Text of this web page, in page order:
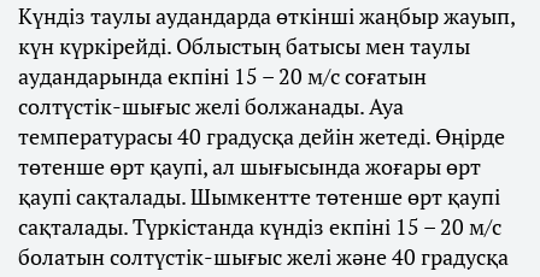
Күндіз таулы аудандарда өткінші жаңбыр жауып,
күн күркірейді. Облыстың батысы мен таулы
аудандарында екпіні 15 – 20 м/с соғатын
солтүстік-шығыс желі болжанады. Ауа
температурасы 40 градусқа дейін жетеді. Өңірде
төтенше өрт қаупі, ал шығысында жоғары өрт
қаупі сақталады. Шымкентте төтенше өрт қаупі
сақталады. Түркістанда күндіз екпіні 15 – 20 м/с
болатын солтүстік-шығыс желі және 40 градусқа